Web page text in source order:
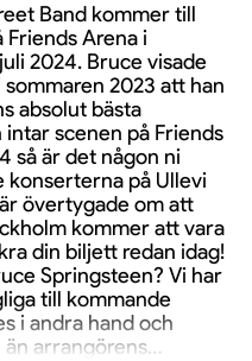
Band kommer till
Arena i
2024. Bruce visade
2023 att han
absolut bästa
scenen på Friends
så är det någon ni
konserterna på Ullevi
övertygade om att
kommer att vara
din biljett redan idag!
Springsteen? Vi har
till kommande
i andra hand och
arrangörens